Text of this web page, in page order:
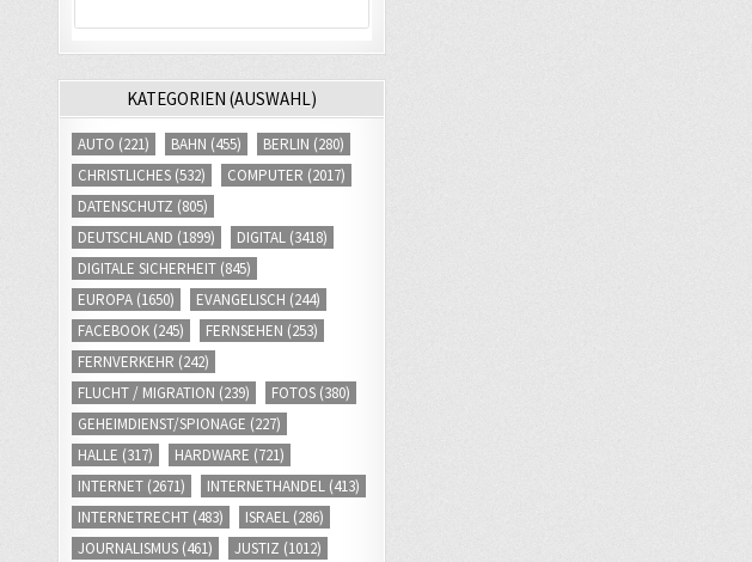
KATEGORIEN (AUSWAHL)
AUTO (221) BAHN (455) BERLIN (280)
CHRISTLICHES (532) COMPUTER (2017)
DATENSCHUTZ (805)
DEUTSCHLAND (1899) DIGITAL (3418)
DIGITALE SICHERHEIT (845)
EUROPA (1650) EVANGELISCH (244)
FACEBOOK (245) FERNSEHEN (253)
FERNVERKEHR (242)
FLUCHT / MIGRATION (239) FOTOS (380)
GEHEIMDIENST/SPIONAGE (227)
HALLE (317) HARDWARE (721)
INTERNET (2671) INTERNETHANDEL (413)
INTERNETRECHT (483) ISRAEL (286)
JOURNALISMUS (461) JUSTIZ (1012)